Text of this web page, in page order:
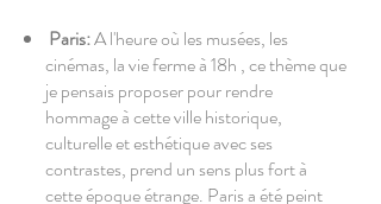
Paris:A l'heure où les musées, les
cinémas, la vie ferme à 18h , ce thème que
je pensais proposer pour rendre
hommage à cette ville historique,
culturelle et esthétique avec ses
contrastes, prend un sens plus fort à
cette époque étrange. Paris a été peint